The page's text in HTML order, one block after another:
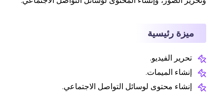
ميزة رئيسية
تحرير الفيديو.
إنشاء الميمات.
إنشاء محتوى لوسائل التواصل الاجتماعي.